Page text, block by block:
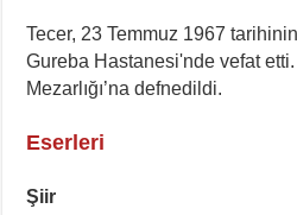
Tecer, 23 Temmuz 1967
Gureba Hastanesi'nde vefat
Mezarlığı’na defnedildi.
Eserleri
Şiir